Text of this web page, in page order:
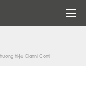
hiệu Gianni Conti